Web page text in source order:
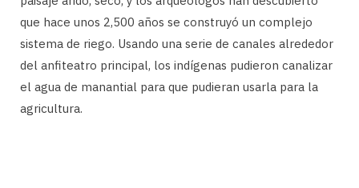
que hace unos 2,500 años se construyó un complejo
sistema de riego. Usando una serie de canales alrededor
del anfiteatro principal, los indígenas pudieron canalizar
el agua de manantial para que pudieran usarla para la
agricultura.